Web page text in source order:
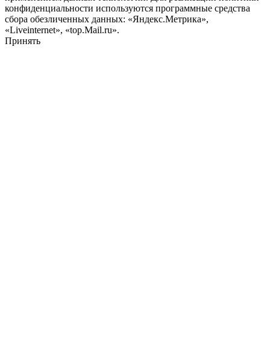
конфиденциальности используются программные средства
сбора обезличенных данных: «Яндекс.Метрика»,
«Liveinternet», «top.Mail.ru».
Принять